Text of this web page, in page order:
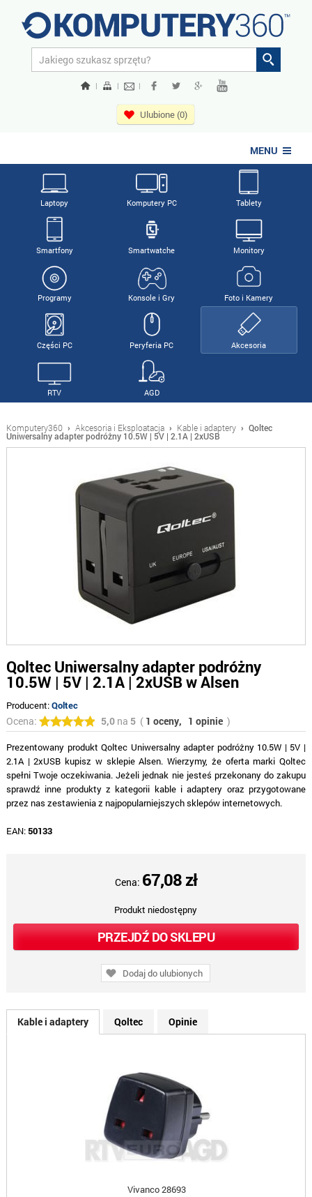
| | |
Ulubione (0)
MENU
Laptopy Komputery PC Tablety
Smartfony Smartwatche Monitory
Programy Konsole i Gry Foto i Kamery
Części PC Peryferia PC Akcesoria
RTV AGD
Komputery360 › Akcesoria i Eksploatacja › Kable i adaptery › Qoltec
Uniwersalny adapter podróżny 10.5W | 5V | 2.1A | 2xUSB
Qoltec Uniwersalny adapter podróżny
10.5W | 5V | 2.1A | 2xUSB w Alsen
Producent:Qoltec
Ocena: 5,0na 5( 1 oceny, 1 opinie )
Prezentowany produkt Qoltec Uniwersalny adapter podróżny 10.5W | 5V |
2.1A | 2xUSB kupisz w sklepie Alsen. Wierzymy, że oferta marki Qoltec
spełni Twoje oczekiwania. Jeżeli jednak nie jesteś przekonany do zakupu
sprawdź inne produkty z kategorii kable i adaptery oraz przygotowane
przez nas zestawienia z najpopularniejszych sklepów internetowych.
EAN:50133
Cena: 67,08 zł
Produkt niedostępny
PRZEJDŹ DO SKLEPU
Dodaj do ulubionych
Kable i adaptery Qoltec Opinie
Vivanco 28693